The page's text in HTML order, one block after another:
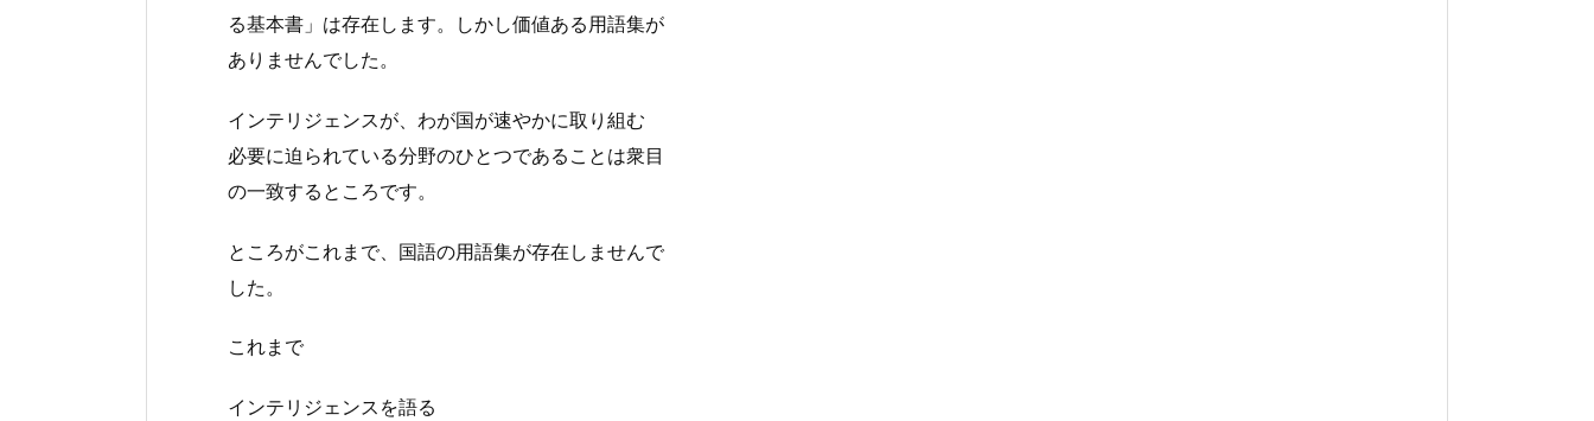
る基本書」は存在します。しかし価値ある用語集が
ありませんでした。
インテリジェンスが、わが国が速やかに取り組む
必要に迫られている分野のひとつであることは衆目
の一致するところです。
ところがこれまで、国語の用語集が存在しませんで
した。
これまで
インテリジェンスを語る